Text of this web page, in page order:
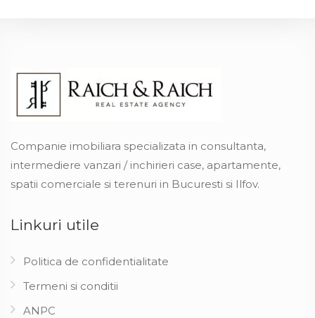
Companie imobiliara specializata in consultanta,
intermediere vanzari / inchirieri case, apartamente,
spatii comerciale si terenuri in Bucuresti si Ilfov.
Linkuri utile
Politica de confidentialitate
Termeni si conditii
ANPC